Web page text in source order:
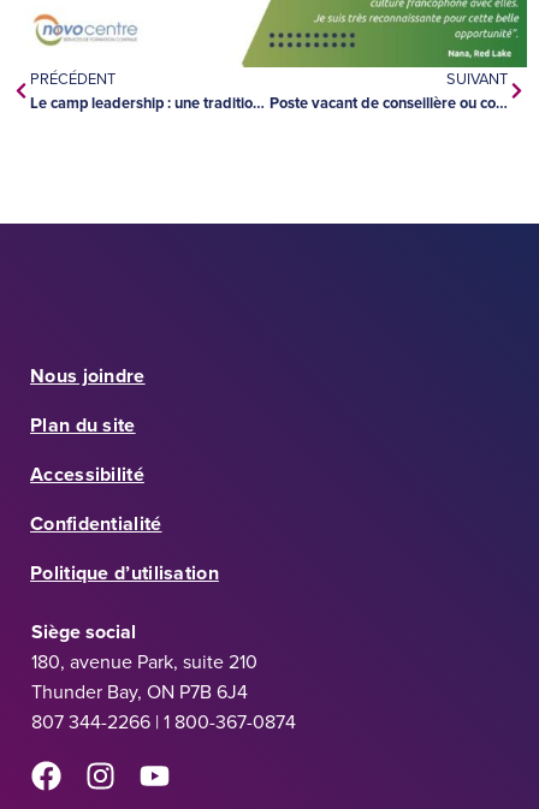
PRÉCÉDENT
Le camp leadership : une tradition de construction identitaire depuis 1999
SUIVANT
Poste vacant de conseillère ou conseiller scolaire au CSDC des Aurores boréales : appel de candidatures
Nous joindre
Plan du site
Accessibilité
Confidentialité
Politique d’utilisation
Siège social
180, avenue Park, suite 210
Thunder Bay, ON P7B 6J4
807 344-2266 | 1 800-367-0874